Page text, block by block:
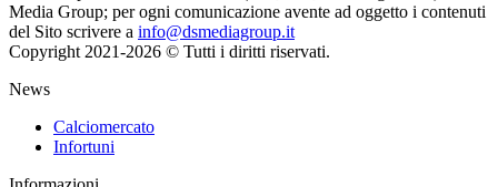
Media Group; per ogni comunicazione avente ad oggetto i contenuti
del Sito scrivere a info@dsmediagroup.it
Copyright 2021-2026 © Tutti i diritti riservati.
News
Calciomercato
Infortuni